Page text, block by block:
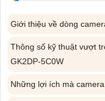
TƯ
VẤN
Giới thiệu về dòng
Thông số kỹ thuật vượt
GK2DP-5C0W
Những lợi ích mà